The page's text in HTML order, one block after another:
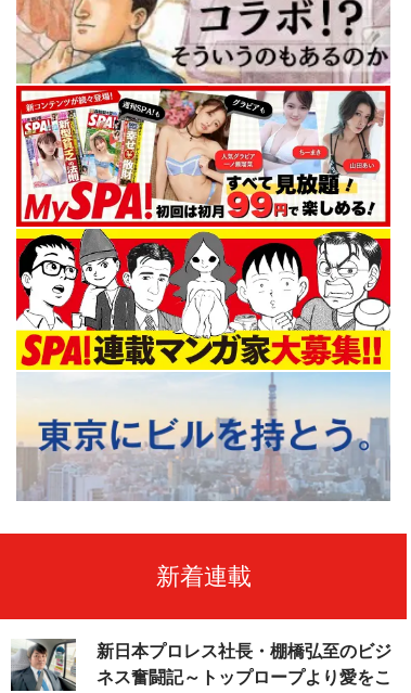
新着連載
新日本プロレス社長・棚橋弘至のビジ
ネス奮闘記～トップロープより愛をこ